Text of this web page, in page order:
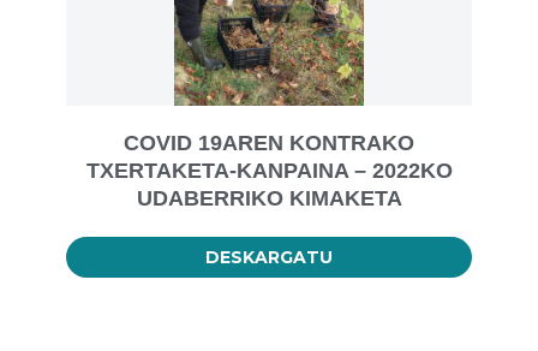
COVID 19AREN KONTRAKO
TXERTAKETA-KANPAINA – 2022KO
UDABERRIKO KIMAKETA
DESKARGATU